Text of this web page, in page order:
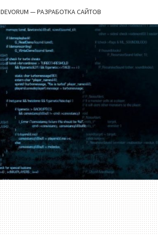
DEVORUM — РАЗРАБОТКА САЙТОВ